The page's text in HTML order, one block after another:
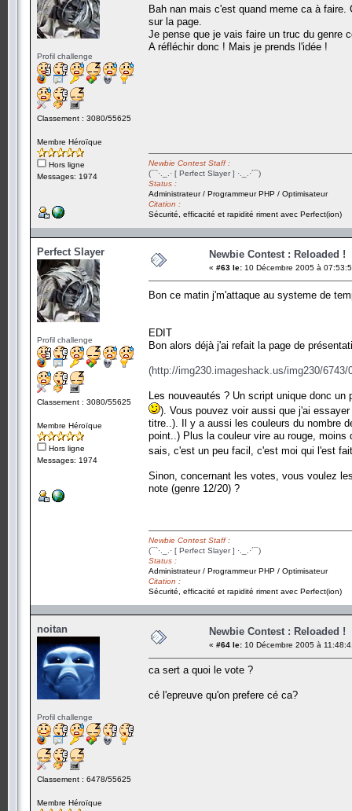
Profil challenge
Classement : 3080/55625
Membre Héroïque
Hors ligne
Messages: 1974
Bah nan mais c'est quand meme ca à
sur la page.
Je pense que je vais faire un truc du genre
A réfléchir donc ! Mais je prends l'idée !
Newbie Contest Staff :
(¯`·._.· [ Perfect Slayer ] ·._.·´¯)
Status :
Administrateur / Programmeur PHP / Optimisateur
Citation :
Sécurité, efficacité et rapidité riment avec Perfect(ion)
Perfect Slayer
Profil challenge
Classement : 3080/55625
Membre Héroïque
Hors ligne
Messages: 1974
Newbie Contest : Reloaded !
« #63 le: 10 Décembre 2005 à
Bon ce matin j'm'attaque au systeme de
EDIT
Bon alors déjà j'ai refait la page de
(http://img230.imageshack.us/img230/6743/
Les nouveautés ? Un script unique donc
). Vous pouvez voir aussi que j'ai
titre..). Il y a aussi les couleurs du nombre
point..) Plus la couleur vire au rouge,
sais, c'est un peu facil, c'est moi qui l'est
Sinon, concernant les votes, vous voulez
note (genre 12/20) ?
Newbie Contest Staff :
(¯`·._.· [ Perfect Slayer ] ·._.·´¯)
Status :
Administrateur / Programmeur PHP / Optimisateur
Citation :
Sécurité, efficacité et rapidité riment avec Perfect(ion)
noitan
Profil challenge
Classement : 6478/55625
Membre Héroïque
Newbie Contest : Reloaded !
« #64 le: 10 Décembre 2005 à
ca sert a quoi le vote ?
cé l'epreuve qu'on prefere cé ca?